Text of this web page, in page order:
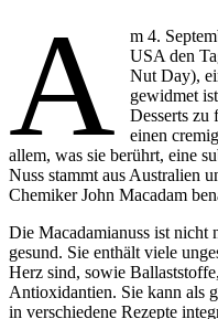
A
m 4.
USA den
Nut Day),
gewidmet
Desserts zu
einen
allem, was sie berührt, eine
Nuss stammt aus Australien
Chemiker John Macadam
Die Macadamianuss ist nicht
gesund. Sie enthält viele
Herz sind, sowie
Antioxidantien. Sie kann als
in verschiedene Rezepte